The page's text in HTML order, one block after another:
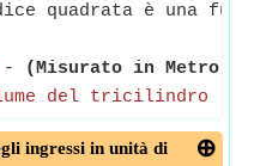
quadrata è una
-
(Misurato in Metro
del tricilindro
ingressi in unità di